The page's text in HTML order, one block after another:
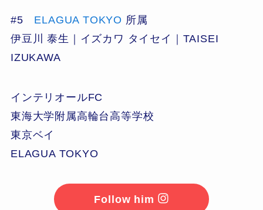
#5 ELAGUA TOKYO 所属
伊豆川 泰生｜イズカワ タイセイ｜TAISEI
IZUKAWA
インテリオールFC
東海大学附属高輪台高等学校
東京ベイ
ELAGUA TOKYO
Follow him